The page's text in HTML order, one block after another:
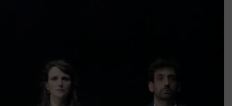
מחול ובלט